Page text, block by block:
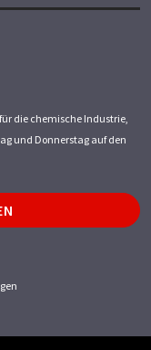
die chemische Industrie,
und Donnerstag auf den